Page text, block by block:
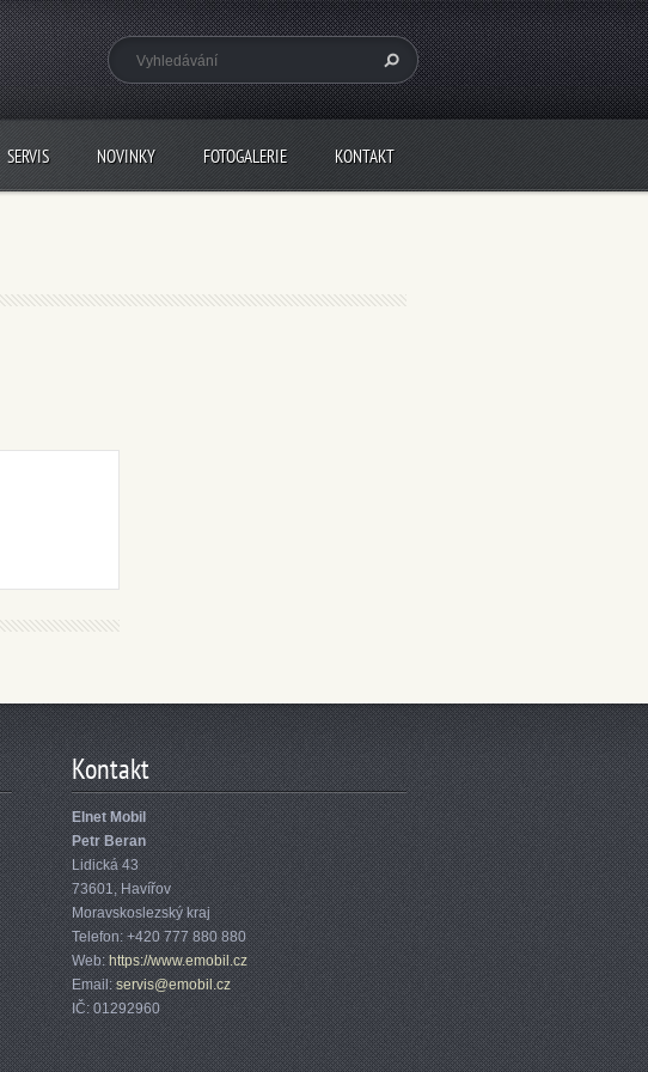
SERVIS NOVINKY FOTOGALERIE KONTAKT
Kontakt
Elnet Mobil
Petr Beran
Lidická 43
73601,Havířov
Moravskoslezský kraj
Telefon:+420 777 880 880
Web:https://www.emobil.cz
Email:servis@emobil.cz
IČ: 01292960